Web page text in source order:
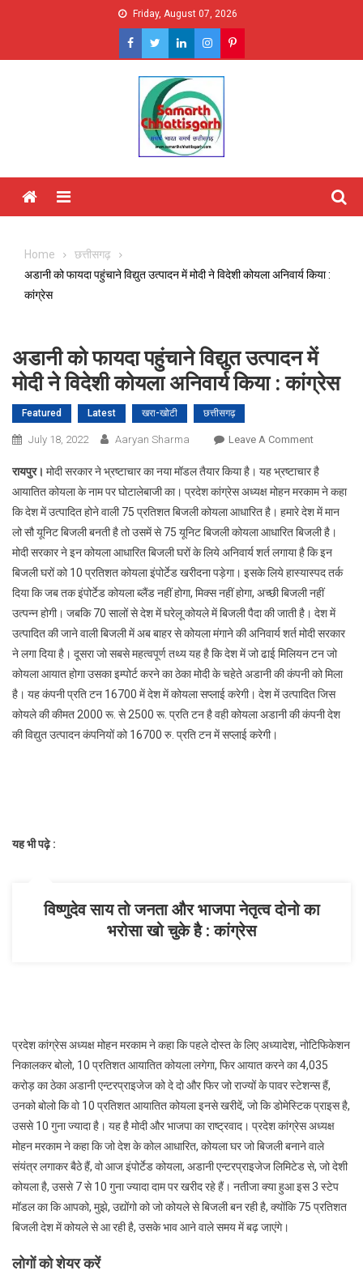
Friday, August 07, 2026
Menu
Home
छत्तीसगढ़
अडानी को फायदा पहुंचाने विद्युत उत्पादन में मोदी ने विदेशी कोयला अनिवार्य किया :
कांग्रेस
अडानी को फायदा पहुंचाने विद्युत उत्पादन में
मोदी ने विदेशी कोयला अनिवार्य किया : कांग्रेस
Featured Latest खरा-खोटी छत्तीसगढ़
July 18, 2022 Aaryan Sharma Leave A CommentOn
को
फायदा
पहुंचाने
विद्युत
उत्पादन
में
मोदी
ने
विदेशी
किया
:
कांग्रेस
रायपुर। मोदी सरकार ने भ्रष्टाचार का नया मॉडल तैयार किया है। यह भ्रष्टाचार है
आयातित कोयला के नाम पर घोटालेबाजी का। प्रदेश कांग्रेस अध्यक्ष मोहन मरकाम ने कहा
कि देश में उत्पादित होने वाली 75 प्रतिशत बिजली कोयला आधारित है। हमारे देश में मान
लो सौ यूनिट बिजली बनती है तो उसमें से 75 यूनिट बिजली कोयला आधारित बिजली है।
मोदी सरकार ने इन कोयला आधारित बिजली घरों के लिये अनिवार्य शर्त लगाया है कि इन
बिजली घरों को 10 प्रतिशत कोयला इंपोर्टेड खरीदना पड़ेगा। इसके लिये हास्यास्पद तर्क
दिया कि जब तक इंपोर्टेड कोयला ब्लैंड नहीं होगा, मिक्स नहीं होगा, अच्छी बिजली नहीं
उत्पन्न होगी। जबकि 70 सालों से देश में घरेलू कोयले में बिजली पैदा की जाती है। देश में
उत्पादित की जाने वाली बिजली में अब बाहर से कोयला मंगाने की अनिवार्य शर्त मोदी सरकार
ने लगा दिया है। दूसरा जो सबसे महत्वपूर्ण तथ्य यह है कि देश में जो ढाई मिलियन टन जो
कोयला आयात होगा उसका इम्पोर्ट करने का ठेका मोदी के चहेते अडानी की कंपनी को मिला
है। यह कंपनी प्रति टन 16700 में देश में कोयला सप्लाई करेगी। देश में उत्पादित जिस
कोयले की कीमत 2000 रू. से 2500 रू. प्रति टन है वही कोयला अडानी की कंपनी देश
की विद्युत उत्पादन कंपनियों को 16700 रु. प्रति टन में सप्लाई करेगी।
यह भी पढ़े :
विष्णुदेव साय तो जनता और भाजपा नेतृत्व दोनो का
भरोसा खो चुके है : कांग्रेस
प्रदेश कांग्रेस अध्यक्ष मोहन मरकाम ने कहा कि पहले दोस्त के लिए अध्यादेश, नोटिफिकेशन
निकालकर बोलो, 10 प्रतिशत आयातित कोयला लगेगा, फिर आयात करने का 4,035
करोड़ का ठेका अडानी एन्टरप्राइजेज को दे दो और फिर जो राज्यों के पावर स्टेशन्स हैं,
उनको बोलो कि वो 10 प्रतिशत आयातित कोयला इनसे खरीदें, जो कि डोमेस्टिक प्राइस है,
उससे 10 गुना ज्यादा है। यह है मोदी और भाजपा का राष्ट्रवाद। प्रदेश कांग्रेस अध्यक्ष
मोहन मरकाम ने कहा कि जो देश के कोल आधारित, कोयला घर जो बिजली बनाने वाले
संयंत्र लगाकर बैठे हैं, वो आज इंपोर्टेड कोयला, अडानी एन्टरप्राइजेज लिमिटेड से, जो देशी
कोयला है, उससे 7 से 10 गुना ज्यादा दाम पर खरीद रहे हैं। नतीजा क्या हुआ इस 3 स्टेप
मॉडल का कि आपको, मुझे, उद्योंगो को जो कोयले से बिजली बन रही है, क्योंकि 75 प्रतिशत
बिजली देश में कोयले से आ रही है, उसके भाव आने वाले समय में बढ़ जाएंगे।
लोगों को शेयर करें